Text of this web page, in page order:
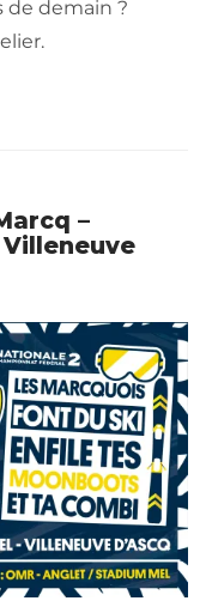
de demain ?
–